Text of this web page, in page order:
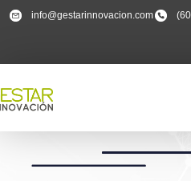
info@gestarinnovacion.com